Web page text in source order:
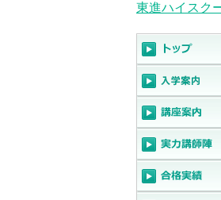
東進ハイスク